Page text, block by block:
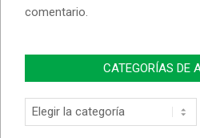
comentario.
CATEGORÍAS DE
Categorías
de